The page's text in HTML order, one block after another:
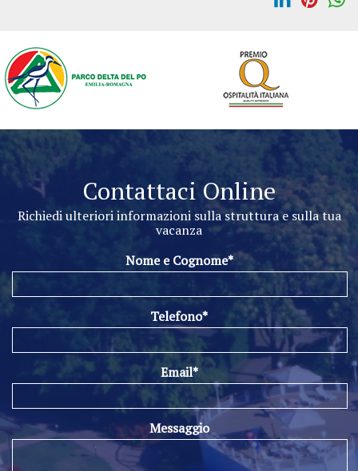
Contattaci Online
Richiedi ulteriori informazioni sulla struttura e sulla tua
vacanza
Nome e Cognome*
Telefono*
Email*
Messaggio